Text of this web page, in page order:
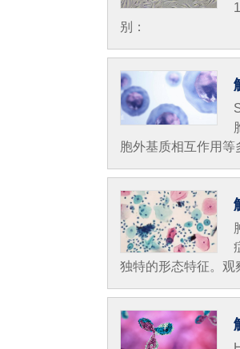
别：
胞外基质相互作用
独特的形态特征。观